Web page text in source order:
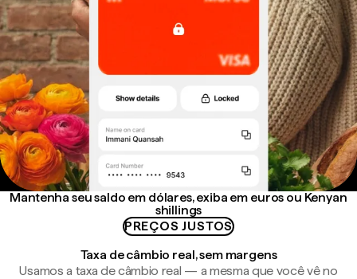
Mantenha seu saldo em dólares, exiba em euros ou Kenyan
shillings
PREÇOS JUSTOS
Taxa de câmbio real, sem margens
Usamos a taxa de câmbio real — a mesma que você vê no